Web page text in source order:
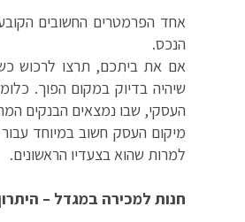
אחד הפרמטרים החשובים
הנכס.
אם את ביתכם, תרצו לרכוש
שיהיה בדיוק במקום הפוך.
העסקי, שבו נמצאים הבנקים
מיקום העסק חשוב במיוחד
למרות שהוא בצעדיו הראשונים.
חנות למכירה במגדל –